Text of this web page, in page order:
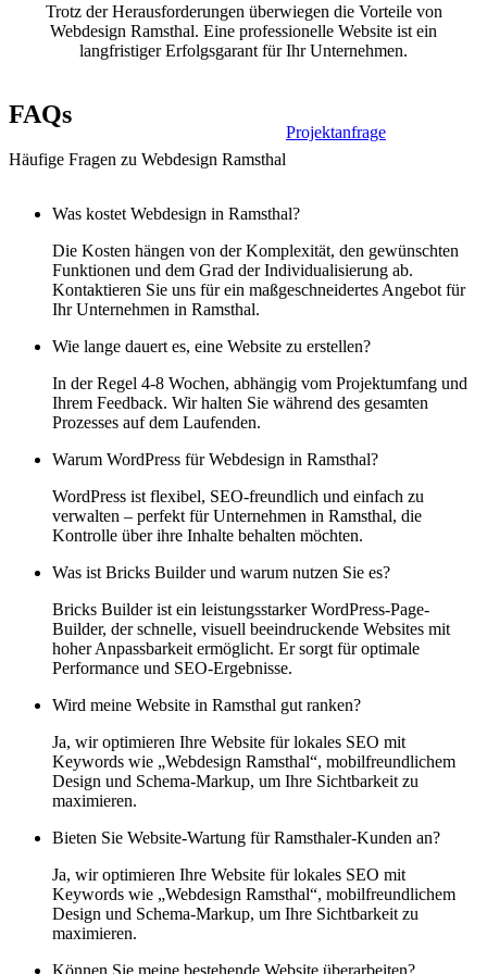
Trotz der Herausforderungen überwiegen die Vorteile von
Webdesign Ramsthal. Eine professionelle Website ist ein
langfristiger Erfolgsgarant für Ihr Unternehmen.
FAQs
Häufige Fragen zu Webdesign Ramsthal
Projektanfrage
Was kostet Webdesign in Ramsthal?
Die Kosten hängen von der Komplexität, den gewünschten
Funktionen und dem Grad der Individualisierung ab.
Kontaktieren Sie uns für ein maßgeschneidertes Angebot für
Ihr Unternehmen in Ramsthal.
Wie lange dauert es, eine Website zu erstellen?
In der Regel 4-8 Wochen, abhängig vom Projektumfang und
Ihrem Feedback. Wir halten Sie während des gesamten
Prozesses auf dem Laufenden.
Warum WordPress für Webdesign in Ramsthal?
WordPress ist flexibel, SEO-freundlich und einfach zu
verwalten – perfekt für Unternehmen in Ramsthal, die
Kontrolle über ihre Inhalte behalten möchten.
Was ist Bricks Builder und warum nutzen Sie es?
Bricks Builder ist ein leistungsstarker WordPress-Page-
Builder, der schnelle, visuell beeindruckende Websites mit
hoher Anpassbarkeit ermöglicht. Er sorgt für optimale
Performance und SEO-Ergebnisse.
Wird meine Website in Ramsthal gut ranken?
Ja, wir optimieren Ihre Website für lokales SEO mit
Keywords wie „Webdesign Ramsthal“, mobilfreundlichem
Design und Schema-Markup, um Ihre Sichtbarkeit zu
maximieren.
Bieten Sie Website-Wartung für Ramsthaler-Kunden an?
Ja, wir optimieren Ihre Website für lokales SEO mit
Keywords wie „Webdesign Ramsthal“, mobilfreundlichem
Design und Schema-Markup, um Ihre Sichtbarkeit zu
maximieren.